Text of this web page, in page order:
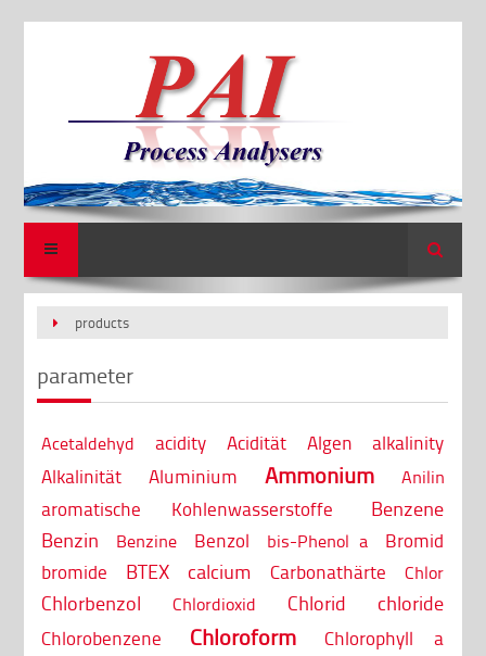
Search
products
parameter
Acetaldehyd acidity Acidität Algen
alkalinity
Alkalinität
Aluminium Ammonium Anilin
aromatische Kohlenwasserstoffe
Benzene
Benzin
Benzine Benzol bis-Phenol a
Bromid
bromide
BTEX calcium Carbonathärte Chlor
Chlorbenzol Chlordioxid Chlorid chloride
Chlorobenzene Chloroform
Chlorophyll a